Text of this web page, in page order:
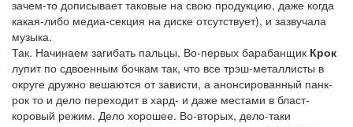
зачем-то дописывает таковые на свою продукцию, даже когда
какая-либо медиа-секция на диске отсутствует), и зазвучала
музыка.
Так. Начинаем загибать пальцы. Во-первых барабанщик Крок
лупит по сдвоенным бочкам так, что все трэш-металлисты в
округе дружно вешаются от зависти, а анонсированный панк-
рок то и дело переходит в хард- и даже местами в бласт-
коровый режим. Дело хорошее. Во-вторых, дело-таки